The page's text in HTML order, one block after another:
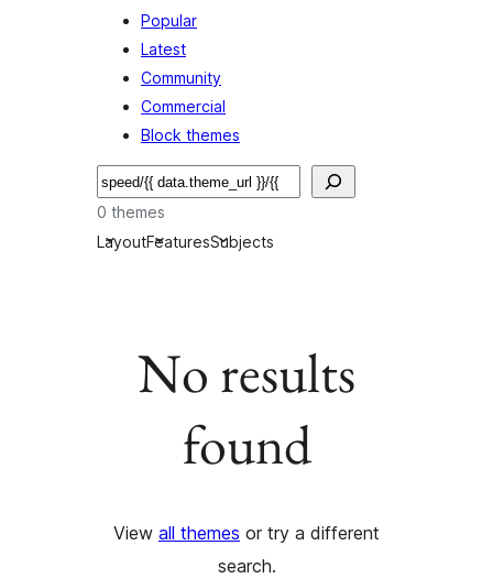
Popular
Latest
Community
Commercial
Block themes
Hľadať
0 themes
LayoutFeaturesSubjects
No results
found
View all themes or try a different
search.